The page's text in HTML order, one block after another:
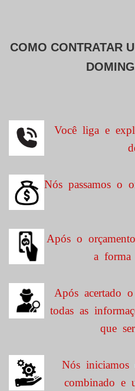
COMO CONTRATAR
Você liga e
Nós passamos o
Após o
a forma
Após acertado
todas as
que
Nós iniciamos
combinado e